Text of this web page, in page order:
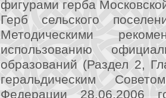
фигурами герба
Герб сельского
Методическими
использованию
образований (Раздел 2,
геральдическим
Федерации 28.06.2006